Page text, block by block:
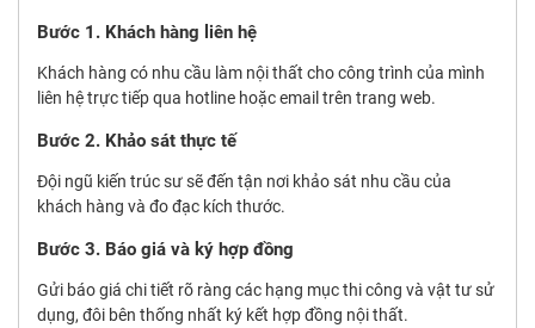
Bước 1. Khách hàng liên hệ
Khách hàng có nhu cầu làm nội thất cho công trình của mình
liên hệ trực tiếp qua hotline hoặc email trên trang web.
Bước 2. Khảo sát thực tế
Đội ngũ kiến trúc sư sẽ đến tận nơi khảo sát nhu cầu của
khách hàng và đo đạc kích thước.
Bước 3. Báo giá và ký hợp đồng
Gửi báo giá chi tiết rõ ràng các hạng mục thi công và vật tư sử
dụng, đôi bên thống nhất ký kết hợp đồng nội thất.